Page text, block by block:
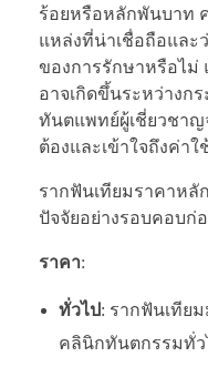
ร้อยหรือหลักพันบาท
แหล่งที่น่าเชื่อถือแล
ของการรักษาหรือไม่
อาจเกิดขึ้นระหว่างก
ทันตแพทย์ผู้เชี่ยวชา
ต้องและเข้าใจถึงค่า
รากฟันเทียมราคาหลั
ปัจจัยอย่างรอบคอบก่
ราคา:
ทั่วไป: รากฟันเทีย
คลินิกทันตกรรมทั่ว